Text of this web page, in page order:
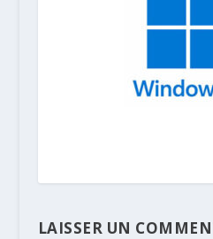
LAISSER UN